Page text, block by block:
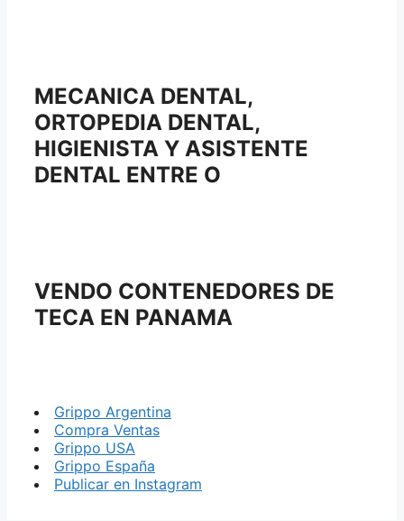
MECANICA DENTAL,
ORTOPEDIA DENTAL,
HIGIENISTA Y ASISTENTE
DENTAL ENTRE O
VENDO CONTENEDORES DE
TECA EN PANAMA
Grippo Argentina
Compra Ventas
Grippo USA
Grippo España
Publicar en Instagram